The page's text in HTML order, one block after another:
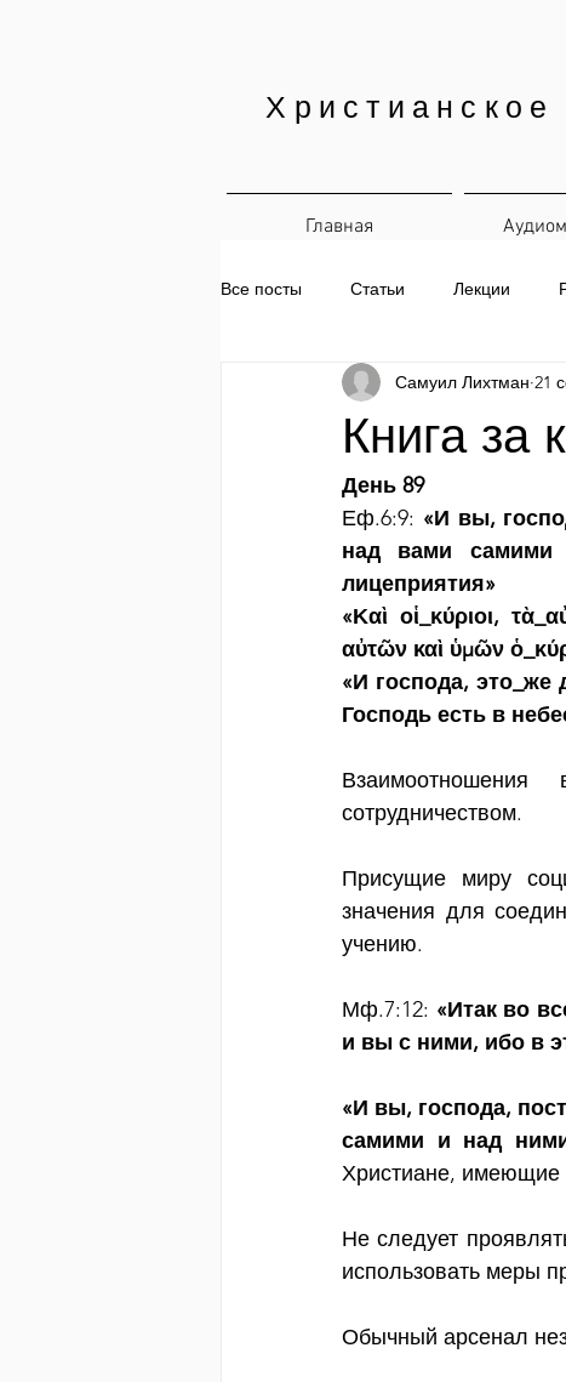
Главная
Все посты Статьи Лекции
Печатные материалы
Книга за
Самуил Лихтман 21
День 89
Еф.6:9: «И вы,
над вами самими
лицеприятия»
«Καὶ οἱ_κύριοι,
αὐτῶν καὶ ὑμῶν
«И господа,
Господь есть в
сотрудничеством.
Присущие миру
значения для
учению.
Мф.7:12: «Итак во
и вы с ними, ибо в
«И вы, господа,
Христиане, имеющие
Не следует
использовать меры
Обычный арсенал